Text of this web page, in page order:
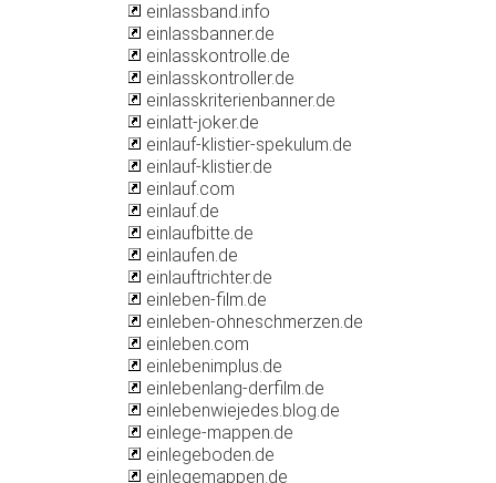
einlassband.info
einlassbanner.de
einlasskontrolle.de
einlasskontroller.de
einlasskriterienbanner.de
einlatt-joker.de
einlauf-klistier-spekulum.de
einlauf-klistier.de
einlauf.com
einlauf.de
einlaufbitte.de
einlaufen.de
einlauftrichter.de
einleben-film.de
einleben-ohneschmerzen.de
einleben.com
einlebenimplus.de
einlebenlang-derfilm.de
einlebenwiejedes.blog.de
einlege-mappen.de
einlegeboden.de
einlegemappen.de